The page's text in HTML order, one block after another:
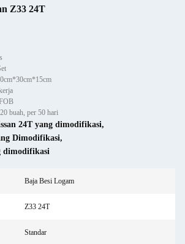
Z33 24T
buah, per 50 hari
24T yang dimodifikasi,
Dimodifikasi,
dimodifikasi
Baja Besi Logam
Z33 24T
Standar